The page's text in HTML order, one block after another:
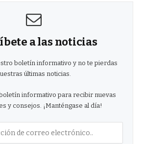
a las noticias
boletín informativo y no te pierdas
últimas noticias.
informativo para recibir nuevas
y consejos. ¡Manténgase al día!